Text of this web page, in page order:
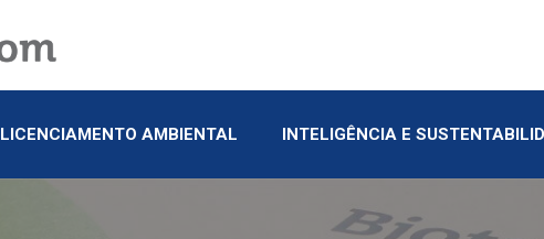
LICENCIAMENTO AMBIENTAL INTELIGÊNCIA E